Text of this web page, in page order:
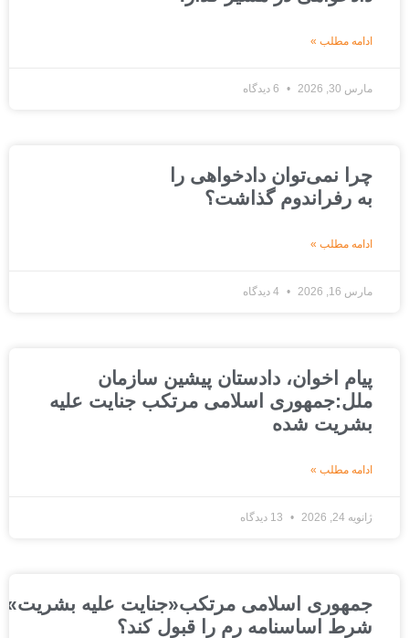
ادامه مطلب »
مارس 30, 2026 6 دیدگاه
چرا نمی‌توان دادخواهی را
به رفراندوم گذاشت؟
ادامه مطلب »
مارس 16, 2026 4 دیدگاه
پیام اخوان، دادستان پیشین سازمان
ملل:جمهوری اسلامی مرتکب جنایت علیه
بشریت شده
ادامه مطلب »
ژانویه 24, 2026 13 دیدگاه
جمهوری اسلامی مرتکب«جنایت علیه بشریت»شده
شرط اساسنامه رم را قبول کند؟